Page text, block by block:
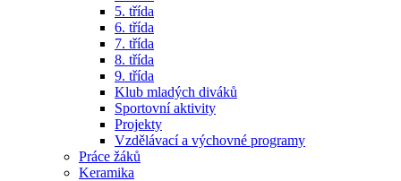
5. třída
6. třída
7. třída
8. třída
9. třída
Klub mladých diváků
Sportovní aktivity
Projekty
Vzdělávací a výchovné programy
Práce žáků
Keramika